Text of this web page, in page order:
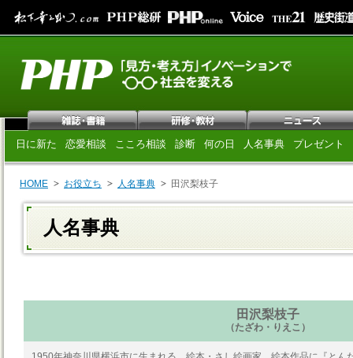
日に新た 恋愛相談 こころ相談 診断 何の日 人名事典 プレゼント
HOME お役立ち 人名事典 田沢梨枝子
人名事典
田沢梨枝子
（たざわ・りえこ）